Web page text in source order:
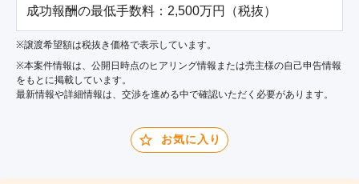
成功報酬の最低手数料：2,500万円（税抜）
※譲渡希望額は税抜き価格で表示しています。
※本案件情報は、公開日時点のヒアリング情報または売主様の自己申告情報
をもとに掲載しています。
最新情報や詳細情報は、交渉を進める中で確認いただく必要があります。
お気に入り